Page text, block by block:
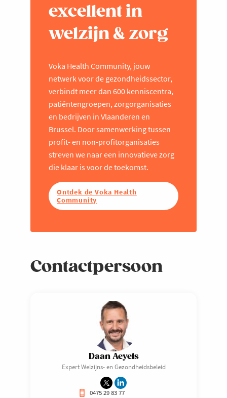
excellent in
welzijn & zorg
Voka Health Community, jouw
netwerk voor de gezondheidssector,
verbindt meer dan 600 kenniscentra,
patiëntengroepen, zorgorganisaties
en bedrijven in Vlaanderen en
Brussel. Door samenwerking tussen
profit- en non-profitorganisaties
streven we naar een innovatieve zorg
die klaar is voor de toekomst.
Ontdek de Voka Health
Community
Contactpersoon
Daan Aeyels
Expert Welzijns- en Gezondheidsbeleid
0475 29 83 77